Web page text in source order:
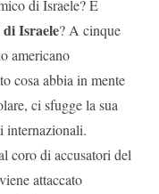
di Israele? E
di Israele? A cinque
americano
cosa abbia in mente
ci sfugge la sua
internazionali.
coro di accusatori del
attaccato